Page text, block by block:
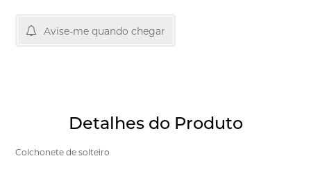
Avise-me quando chegar
Detalhes do Produto
Colchonete de solteiro